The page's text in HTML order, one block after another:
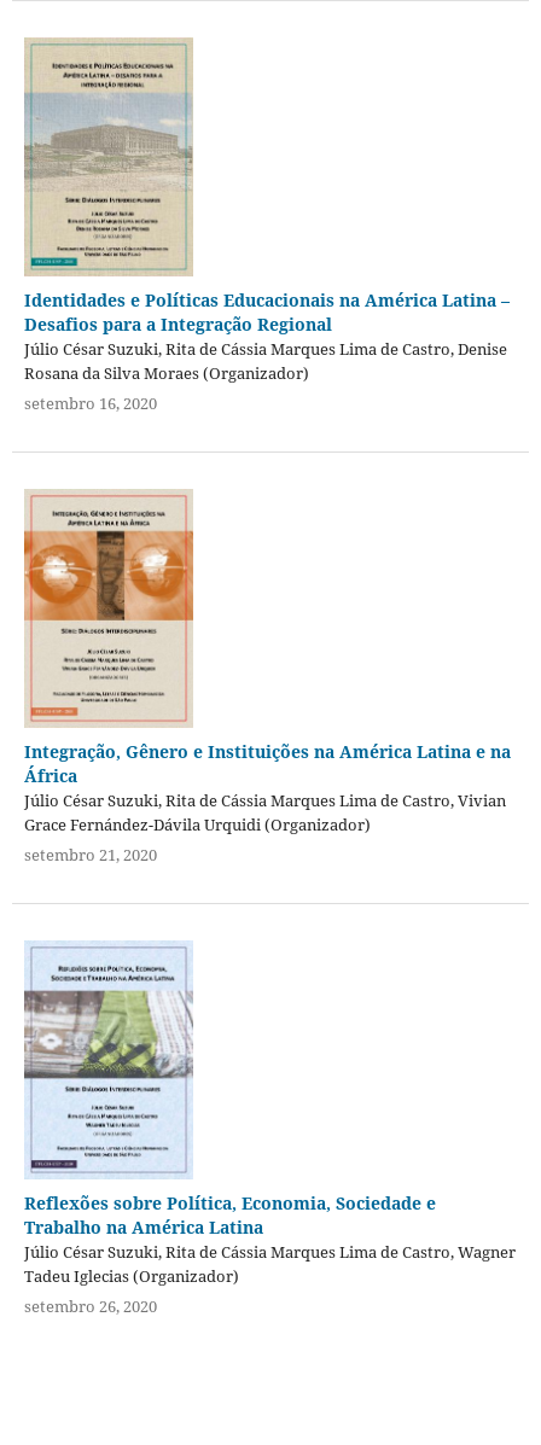
Identidades e Políticas Educacionais na América Latina –
Desafios para a Integração Regional
Júlio César Suzuki, Rita de Cássia Marques Lima de Castro, Denise
Rosana da Silva Moraes (Organizador)
setembro 16, 2020
Integração, Gênero e Instituições na América Latina e na
África
Júlio César Suzuki, Rita de Cássia Marques Lima de Castro, Vivian
Grace Fernández-Dávila Urquidi (Organizador)
setembro 21, 2020
Reflexões sobre Política, Economia, Sociedade e
Trabalho na América Latina
Júlio César Suzuki, Rita de Cássia Marques Lima de Castro, Wagner
Tadeu Iglecias (Organizador)
setembro 26, 2020